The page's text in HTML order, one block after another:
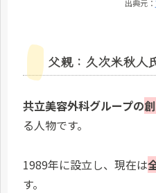
出典元：
父親：久次米秋人
共立美容外科グループの
る人物です。
1989年に設立し、現在は
す。